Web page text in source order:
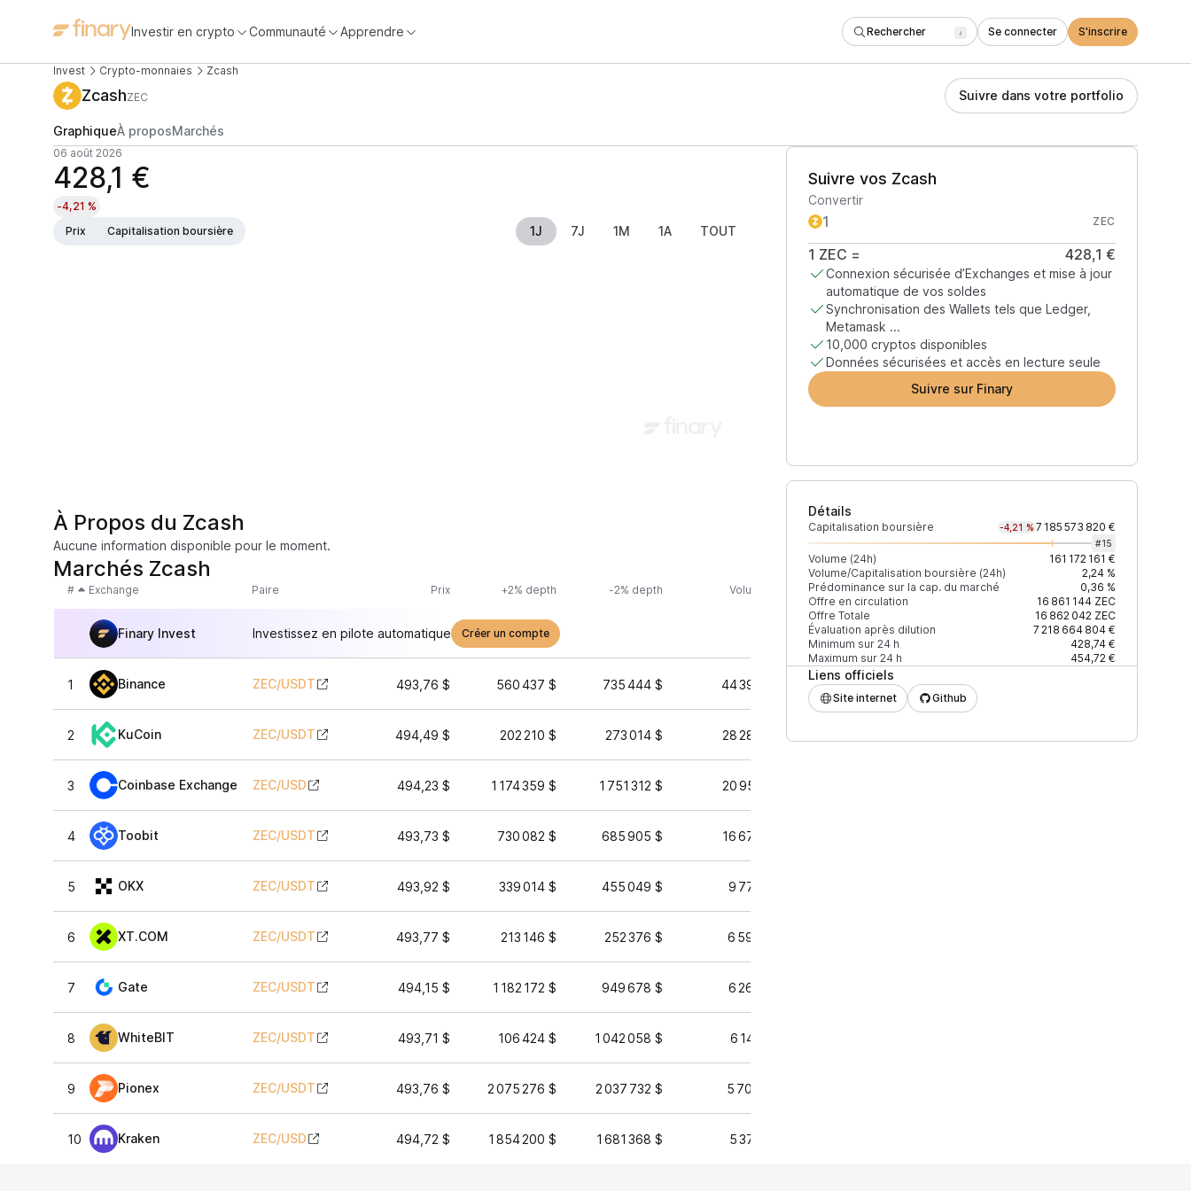
Investir en crypto Communauté Apprendre Rechercher / Se connecter S'inscrire
Invest Crypto-monnaies Zcash
ZcashZEC Suivre dans votre portfolio
GraphiqueÀ proposMarchés
06 août 2026
428,1 €
-4,21 %
Prix
Capitalisation boursière 1J 7J 1M 1A TOUT
Suivre vos Zcash
Convertir
ZEC
1 ZEC = 428,1 €
Connexion sécurisée d’Exchanges et mise à jour
automatique de vos soldes
Synchronisation des Wallets tels que Ledger,
Metamask ...
10,000 cryptos disponibles
Données sécurisées et accès en lecture seule
Suivre sur Finary
Détails
Capitalisation boursière -4,21 % 7 185 573 820 €
#15
Volume (24h)
161 172 161 €
Volume/Capitalisation boursière (24h)
2,24 %
Prédominance sur la cap. du marché
0,36 %
Offre en circulation
16 861 144ZEC
Offre Totale
16 862 042ZEC
Évaluation après dilution
7 218 664 804 €
Minimum sur 24 h
428,74 €
Maximum sur 24 h
454,72 €
Liens officiels
Site internet Github
À Propos du Zcash
Aucune information disponible pour le moment.
Marchés Zcash
# Exchange Paire Prix +2% depth -2% depth Volume (24h) % du volume Confiance Mis à jour
Finary Invest Investissez en pilote automatique Créer un compte
1 Binance ZEC/USDT 493,76 $ 560 437 $ 735 444 $ 44 390 743 $ 23,87 % ÉLEVÉE
2 KuCoin ZEC/USDT 494,49 $ 202 210 $ 273 014 $ 28 282 380 $
3 Coinbase Exchange ZEC/USD 494,23 $ 1 174 359 $ 1 751 312 $ 20 953 336 $
4 Toobit ZEC/USDT 493,73 $ 730 082 $ 685 905 $ 16 671 889 $
5 OKX ZEC/USDT 493,92 $ 339 014 $ 455 049 $ 9 778 328 $
6 XT.COM ZEC/USDT 493,77 $ 213 146 $ 252 376 $ 6 593 768 $
7 Gate ZEC/USDT 494,15 $ 1 182 172 $ 949 678 $ 6 267 638 $
8 WhiteBIT ZEC/USDT 493,71 $ 106 424 $ 1 042 058 $ 6 142 963 $
9 Pionex ZEC/USDT 493,76 $ 2 075 276 $ 2 037 732 $ 5 706 667 $
10 Kraken ZEC/USD 494,72 $ 1 854 200 $ 1 681 368 $ 5 374 953 $